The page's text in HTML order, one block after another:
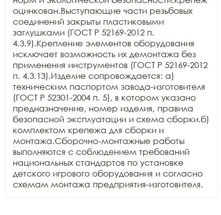
оцинкован.Выступающие части резьбовых
соединений закрыты пластиковыми
заглушками (ГОСТ Р 52169-2012 п.
4.3.9).Крепление элементов оборудования
исключает возможность их демонтажа без
применения инструментов (ГОСТ Р 52169-2012
п. 4.3.13).Изделие сопровождается: а)
техническим паспортом завода-изготовителя
(ГОСТ Р 52301-2004 п. 5), в котором указано
предназначение, номер изделия, правила
безопасной эксплуатации и схема сборки.б)
комплектом крепежа для сборки и
монтажа.Сборочно-монтажные работы
выполняются с соблюдением требований
национальных стандартов по установке
детского игрового оборудования и согласно
схемам монтажа предприятия-изготовителя.